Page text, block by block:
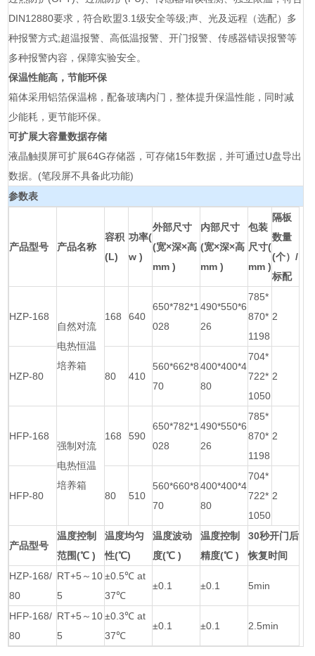
DIN12880要求，符合欧盟3.1级安全等级;声、光及远程（选配）多
种报警方式;超温报警、高低温报警、开门报警、传感器错误报警等
多种报警内容，保障实验安全。
保温性能高，节能环保
箱体采用铝箔保温棉，配备玻璃内门，整体提升保温性能，同时减
少能耗，更节能环保。
可扩展大容量数据存储
液晶触摸屏可扩展64G存储器，可存储15年数据，并可通过U盘导出
数据。(笔段屏不具备此功能)
参数表
产品型号 产品名称
容积
(L)
功率(
w )
外部尺寸
(宽×深×高
mm )
内部尺寸
(宽×深×高
mm )
包装
尺寸(
mm )
隔板
数量
(个）/
标配
HZP-168
自然对流
电热恒温
培养箱
168 640
650*782*1
028
490*550*6
26
785*
870*
1198
2
HZP-80 80 410
560*662*8
70
400*400*4
80
704*
722*
1050
2
HFP-168
强制对流
电热恒温
培养箱
168 590
650*782*1
028
490*550*6
26
785*
870*
1198
2
HFP-80 80 510
560*660*8
70
400*400*4
80
704*
722*
1050
2
产品型号
温度控制
范围(℃ )
温度均匀
性(℃)
温度波动
度(℃ )
温度控制
精度(℃ )
30秒开门后
恢复时间
HZP-168/
80
RT+5～10
5
±0.5℃ at
37℃
±0.1 ±0.1 5min
HFP-168/
80
RT+5～10
5
±0.3℃ at
37℃
±0.1 ±0.1 2.5min